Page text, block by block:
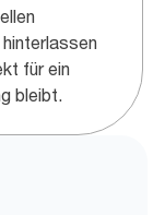
für ein
bleibt.